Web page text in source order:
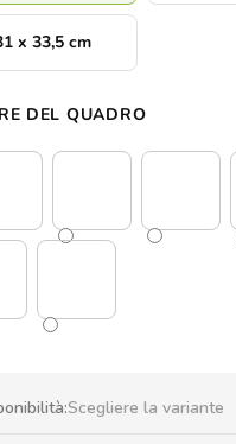
x 33,5 cm
DEL QUADRO
Scegliere la variante